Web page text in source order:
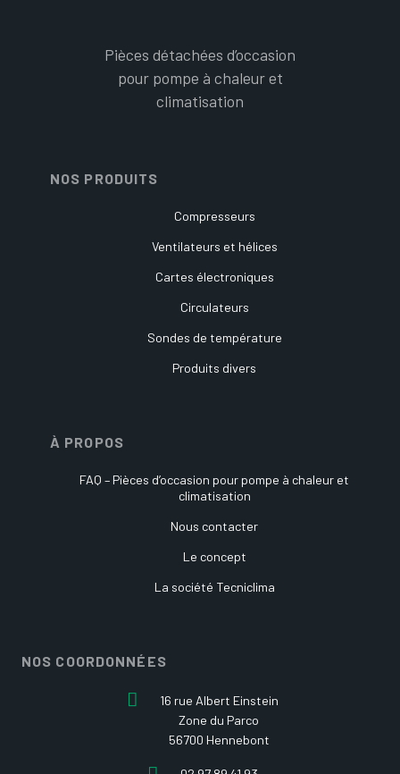
Pièces détachées d’occasion
pour pompe à chaleur et
climatisation
NOS PRODUITS
Compresseurs
Ventilateurs et hélices
Cartes électroniques
Circulateurs
Sondes de température
Produits divers
À PROPOS
FAQ – Pièces d’occasion pour pompe à chaleur et
climatisation
Nous contacter
Le concept
La société Tecniclima
NOS COORDONNÉES
16 rue Albert Einstein
Zone du Parco
56700 Hennebont